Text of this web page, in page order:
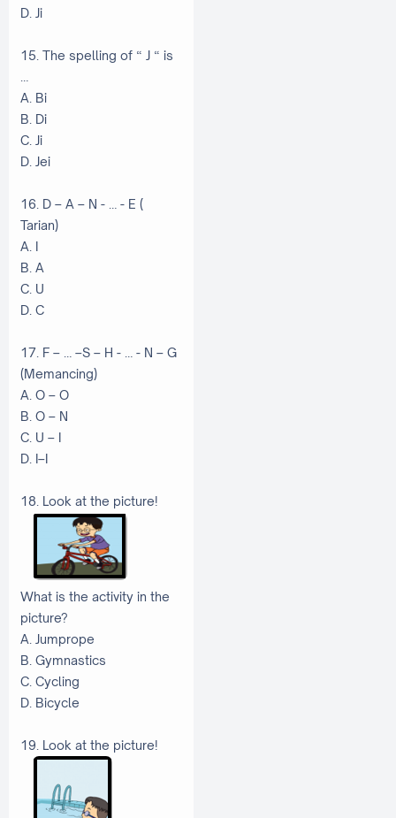
D. Ji
15. The spelling of “ J “ is
A. Bi
B. Di
C. Ji
D. Jei
16. D – A – N - … - E (
Tarian)
A. I
B. A
C. U
D. C
17. F – … –S – H - … - N – G
(Memancing)
A. O – O
B. O – N
C. U – I
D. I–I
18. Look at the picture!
What is the activity in the
picture?
A. Jumprope
B. Gymnastics
C. Cycling
D. Bicycle
19. Look at the picture!